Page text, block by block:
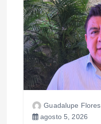
s
Guadalupe Flores
agosto 5, 2026